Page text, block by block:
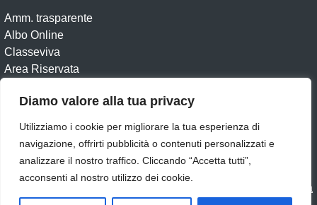
Diamo valore alla tua privacy
Utilizziamo i cookie per migliorare la tua esperienza di
navigazione, offrirti pubblicità o contenuti personalizzati e
analizzare il nostro traffico. Cliccando “Accetta tutti”,
acconsenti al nostro utilizzo dei cookie.
Amm. trasparente
Albo Online
Classeviva
Area Riservata
Amministrazione Trasparente Albo online
Dichiarazione di accessibilitàObiettivi di accessibilità
FeedbackNote legaliPrivacy PolicyCookie
Idea e progetto di Designers Italia